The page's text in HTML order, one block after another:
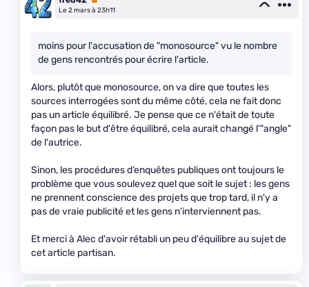
Le 2 mars à 23h11
moins pour l'accusation de "monosource" vu le nombre
de gens rencontrés pour écrire l'article.
Alors, plutôt que monosource, on va dire que toutes les
sources interrogées sont du même côté, cela ne fait donc
pas un article équilibré. Je pense que ce n'était de toute
façon pas le but d'être équilibré, cela aurait changé l'"angle"
de l'autrice.
Sinon, les procédures d’enquêtes publiques ont toujours le
problème que vous soulevez quel que soit le sujet : les gens
ne prennent conscience des projets que trop tard, il n'y a
pas de vraie publicité et les gens n'interviennent pas.
Et merci à Alec d'avoir rétabli un peu d'équilibre au sujet de
cet article partisan.